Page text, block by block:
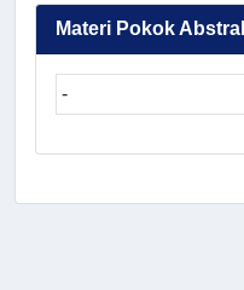
Materi Pokok
-